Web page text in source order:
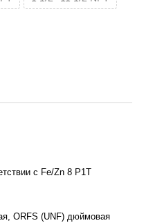
с Fe/Zn 8 P1T
ORFS (UNF) дюймовая